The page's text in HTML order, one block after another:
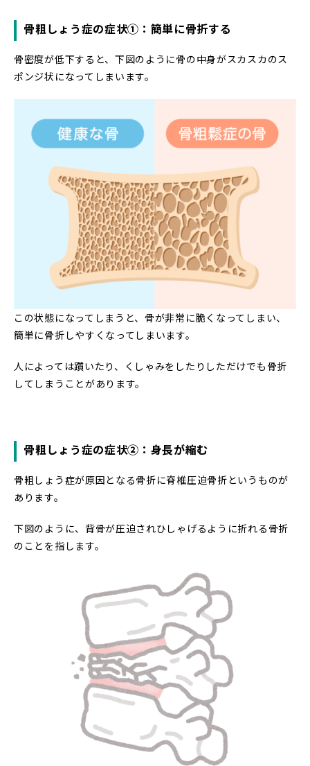
骨粗しょう症の症状①：簡単に骨折する
骨密度が低下すると、下図のように骨の中身がスカスカのス
ポンジ状になってしまいます。
この状態になってしまうと、骨が非常に脆くなってしまい、
簡単に骨折しやすくなってしまいます。
人によっては躓いたり、くしゃみをしたりしただけでも骨折
してしまうことがあります。
骨粗しょう症の症状②：身長が縮む
骨粗しょう症が原因となる骨折に脊椎圧迫骨折というものが
あります。
下図のように、背骨が圧迫されひしゃげるように折れる骨折
のことを指します。